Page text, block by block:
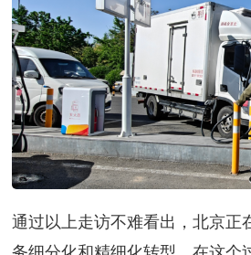
通过以上走访不难看出，北京正